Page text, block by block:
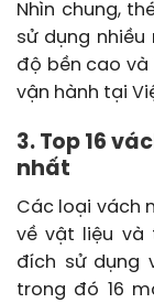
Nhìn chung,
sử dụng
độ bền cao và
vận hành tại
3. Top 16
nhất
Các loại vách
về vật liệu và
đích sử dụng
trong đó 16